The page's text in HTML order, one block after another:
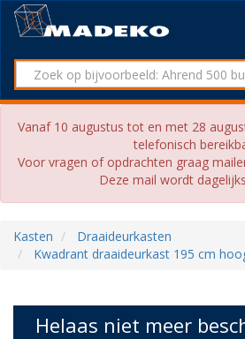
Vanaf 10 augustus tot en met 28
telefonisch
Voor vragen of opdrachten graag
Deze mail wordt
Kasten
Draaideurkasten
Kwadrant draaideurkast 195 cm
Helaas niet meer